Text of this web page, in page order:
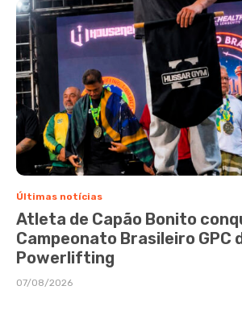
Últimas notícias
Atleta de Capão Bonito
Campeonato Brasileiro GPC
Powerlifting
07/08/2026